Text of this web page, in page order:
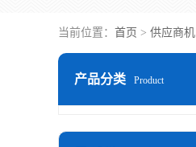
当前位置： 首页 > 供应商机
产品分类 Product